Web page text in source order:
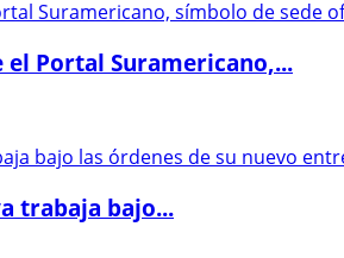
el Portal Suramericano,...
trabaja bajo...